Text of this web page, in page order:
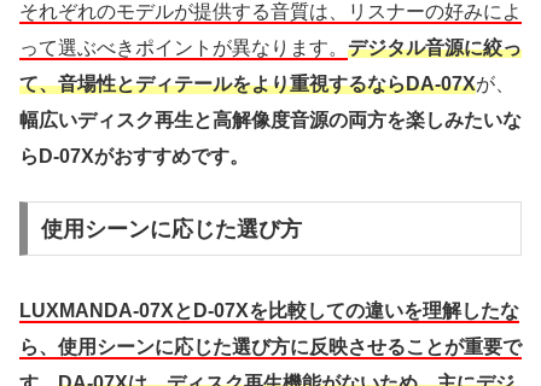
それぞれのモデルが提供する音質は、リスナーの好みによ
って選ぶべきポイントが異なります。 デジタル音源に絞っ
て、音場性とディテールをより重視するならDA-07Xが、
幅広いディスク再生と高解像度音源の両方を楽しみたいな
らD-07Xがおすすめです。
使用シーンに応じた選び方
LUXMANDA-07XとD-07Xを比較しての違いを理解したな
ら、使用シーンに応じた選び方に反映させることが重要で